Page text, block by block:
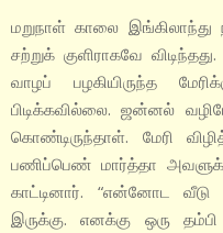
மறுநாள் காலை இங்கிலாந்து
சற்றுக் குளிராகவே
வாழப் பழகியிருந்த
பிடிக்கவில்லை. ஜன்னல்
கொண்டிருந்தாள். மேரி
பணிப்பெண் மார்த்தா
காட்டினார். “என்னோட வீடு
இருக்கு. எனக்கு ஒரு